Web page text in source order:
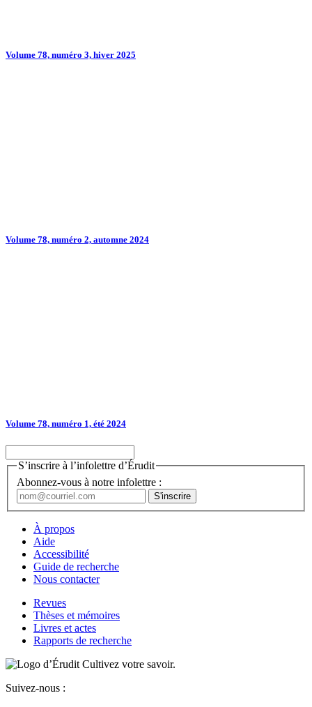
Volume 78, numéro 3, hiver 2025
Volume 78, numéro 2, automne 2024
Volume 78, numéro 1, été 2024
S’inscrire à l’infolettre d’Érudit
Abonnez-vous à notre infolettre :
À propos
Aide
Accessibilité
Guide de recherche
Nous contacter
Revues
Thèses et mémoires
Livres et actes
Rapports de recherche
Cultivez votre savoir.
Suivez-nous :